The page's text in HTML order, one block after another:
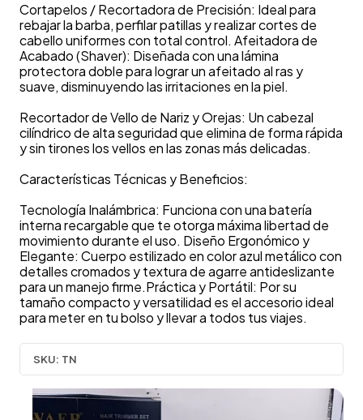
Cortapelos / Recortadora de Precisión: Ideal para
rebajar la barba, perfilar patillas y realizar cortes de
cabello uniformes con total control. Afeitadora de
Acabado (Shaver): Diseñada con una lámina
protectora doble para lograr un afeitado al ras y
suave, disminuyendo las irritaciones en la piel.
Recortador de Vello de Nariz y Orejas: Un cabezal
cilíndrico de alta seguridad que elimina de forma rápida
y sin tirones los vellos en las zonas más delicadas.
Características Técnicas y Beneficios:
Tecnología Inalámbrica: Funciona con una batería
interna recargable que te otorga máxima libertad de
movimiento durante el uso. Diseño Ergonómico y
Elegante: Cuerpo estilizado en color azul metálico con
detalles cromados y textura de agarre antideslizante
para un manejo firme.Práctica y Portátil: Por su
tamaño compacto y versatilidad es el accesorio ideal
para meter en tu bolso y llevar a todos tus viajes.
SKU: TN